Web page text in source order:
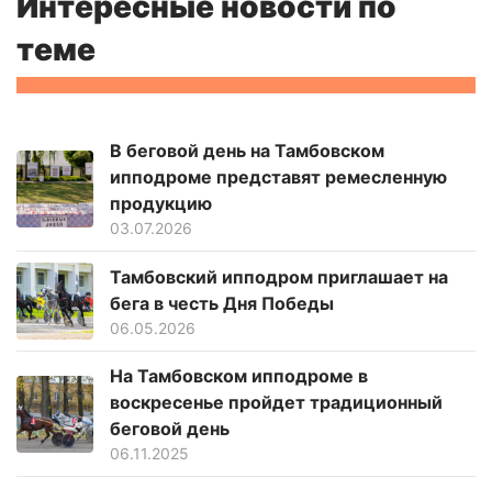
теме
В беговой день на Тамбовском
ипподроме представят ремесленную
продукцию
03.07.2026
Тамбовский ипподром приглашает на
бега в честь Дня Победы
06.05.2026
На Тамбовском ипподроме в
воскресенье пройдет традиционный
беговой день
06.11.2025